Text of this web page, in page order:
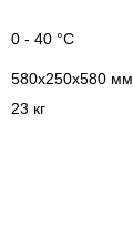
0 - 40 °C
580x250x580 мм
23 кг